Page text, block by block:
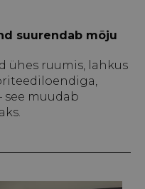
suurendab mõju
ühes ruumis, lahkus
see muudab